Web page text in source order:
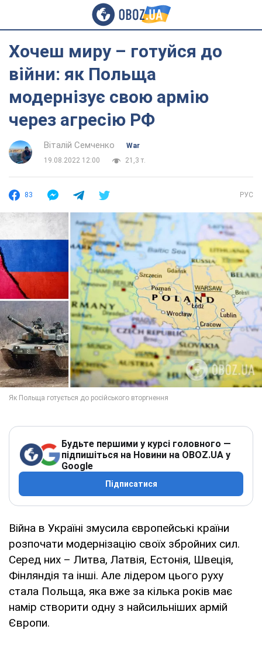
Хочеш миру – готуйся до
війни: як Польща
модернізує свою армію
через агресію РФ
Віталій Семченко
War
19.08.2022 12:00
21,3 т.
83 РУС
Будьте першими у курсі головного —
підпишіться на Новини на OBOZ.UA у
Google
Підписатися
Війна в Україні змусила європейські країни
розпочати модернізацію своїх збройних сил.
Серед них – Литва, Латвія, Естонія, Швеція,
Фінляндія та інші. Але лідером цього руху
стала Польща, яка вже за кілька років має
намір створити одну з найсильніших армій
Європи.